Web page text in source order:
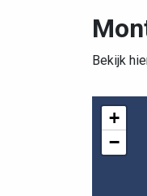
Bekijk
+
−